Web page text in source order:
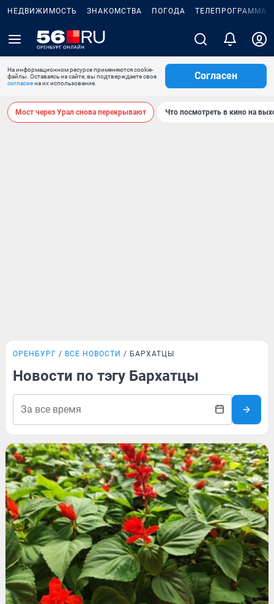
НЕДВИЖИМОСТЬ ЗНАКОМСТВА ПОГОДА ТЕЛЕПРОГРАММА
На информационном ресурсе применяются cookie-
файлы. Оставаясь на сайте, вы подтверждаете свое
согласиена их использование.
Согласен
Мост через Урал снова перекрывают Что посмотреть в кино на
ОРЕНБУРГ ВСЕ НОВОСТИ БАРХАТЦЫ
Новости по тэгу Бархатцы